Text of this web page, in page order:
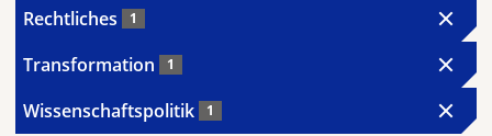
Rechtliches 1
Transformation 1
Wissenschaftspolitik 1